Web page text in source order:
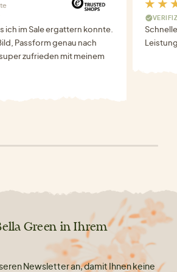
ich im Sale ergattern konnte.
Passform genau nach
zufrieden mit meinem
Green in Ihrem
Newsletter an, damit Ihnen keine